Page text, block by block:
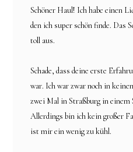
Schöner Haul! Ich habe einen
den ich super schön finde. Das
toll aus.
Schade, dass deine erste
war. Ich war zwar noch in
zwei Mal in Straßburg in einem
Allerdings bin ich kein großer
ist mir ein wenig zu kühl.